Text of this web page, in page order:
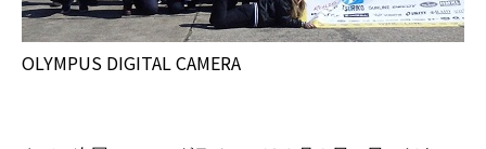
OLYMPUS DIGITAL CAMERA